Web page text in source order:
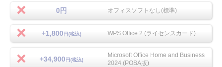
0円 オフィスソフトなし(標準)
+1,800 円(税込) WPS Office 2 (ライセンスカード)
+34,900 円(税込)
Microsoft Office Home and Business
2024 (POSA版)